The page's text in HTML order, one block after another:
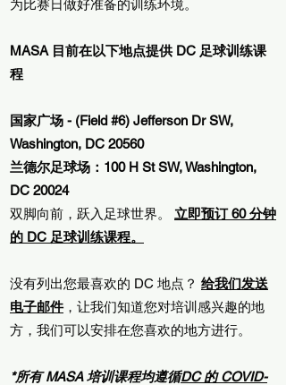
为比赛日做好准备的训练环境。
MASA 目前在以下地点提供 DC 足球训练课
程
国家广场 - (Field #6) Jefferson Dr SW,
Washington, DC 20560
兰德尔足球场：100 H St SW, Washington,
DC 20024
双脚向前，跃入足球世界。 立即预订 60 分钟
的 DC 足球训练课程。
没有列出您最喜欢的 DC 地点？ 给我们发送
电子邮件，让我们知道您对培训感兴趣的地
方，我们可以安排在您喜欢的地方进行。
*所有 MASA 培训课程均遵循DC 的 COVID-